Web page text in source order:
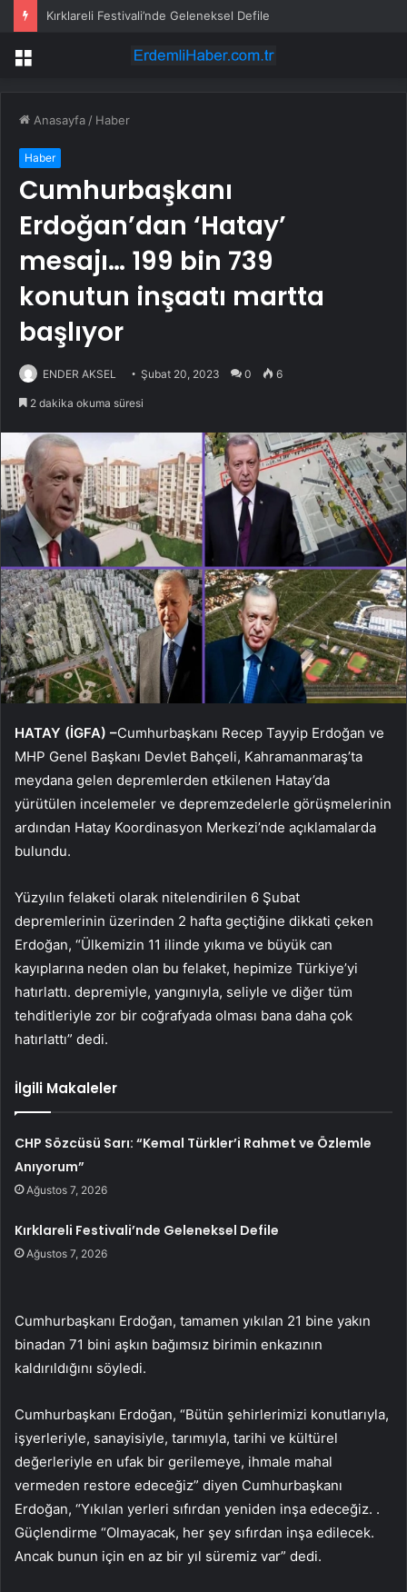
Kırklareli Festivali’nde Geleneksel Defile
Menü
Anasayfa / Haber
Haber
Cumhurbaşkanı
Erdoğan’dan ‘Hatay’
mesajı… 199 bin 739
konutun inşaatı martta
başlıyor
ENDER AKSEL Şubat 20, 2023 0 6
2 dakika okuma süresi
HATAY (İGFA) –Cumhurbaşkanı Recep Tayyip Erdoğan ve
MHP Genel Başkanı Devlet Bahçeli, Kahramanmaraş’ta
meydana gelen depremlerden etkilenen Hatay’da
yürütülen incelemeler ve depremzedelerle görüşmelerinin
ardından Hatay Koordinasyon Merkezi’nde açıklamalarda
bulundu.
Yüzyılın felaketi olarak nitelendirilen 6 Şubat
depremlerinin üzerinden 2 hafta geçtiğine dikkati çeken
Erdoğan, “Ülkemizin 11 ilinde yıkıma ve büyük can
kayıplarına neden olan bu felaket, hepimize Türkiye’yi
hatırlattı. depremiyle, yangınıyla, seliyle ve diğer tüm
tehditleriyle zor bir coğrafyada olması bana daha çok
hatırlattı” dedi.
İlgili Makaleler
CHP Sözcüsü Sarı: “Kemal Türkler’i Rahmet ve Özlemle
Anıyorum”
Ağustos 7, 2026
Kırklareli Festivali’nde Geleneksel Defile
Ağustos 7, 2026
Cumhurbaşkanı Erdoğan, tamamen yıkılan 21 bine yakın
binadan 71 bini aşkın bağımsız birimin enkazının
kaldırıldığını söyledi.
Cumhurbaşkanı Erdoğan, “Bütün şehirlerimizi konutlarıyla,
işyerleriyle, sanayisiyle, tarımıyla, tarihi ve kültürel
değerleriyle en ufak bir gerilemeye, ihmale mahal
vermeden restore edeceğiz” diyen Cumhurbaşkanı
Erdoğan, “Yıkılan yerleri sıfırdan yeniden inşa edeceğiz. .
Güçlendirme “Olmayacak, her şey sıfırdan inşa edilecek.
Ancak bunun için en az bir yıl süremiz var” dedi.